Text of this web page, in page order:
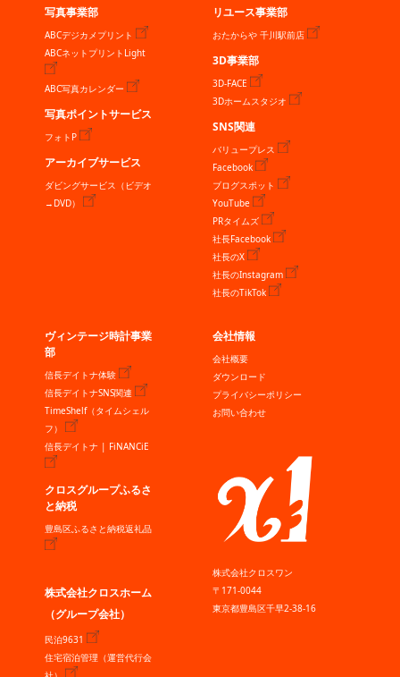
写真事業部
ABCデジカメプリント
ABCネットプリントLight
ABC写真カレンダー
写真ポイントサービス
フォトP
アーカイブサービス
ダビングサービス（ビデオ
→DVD）
リユース事業部
おたからや 千川駅前店
3D事業部
3D-FACE
3Dホームスタジオ
SNS関連
バリュープレス
Facebook
ブログスポット
YouTube
PRタイムズ
社長Facebook
社長のX
社長のInstagram
社長のTikTok
ヴィンテージ時計事業
部
信長デイトナ体験
信長デイトナSNS関連
TimeShelf（タイムシェル
フ）
信長デイトナ | FiNANCiE
クロスグループふるさ
と納税
豊島区ふるさと納税返礼品
株式会社クロスホーム
（グループ会社）
民泊9631
住宅宿泊管理（運営代行会
会社情報
会社概要
ダウンロード
プライバシーポリシー
お問い合わせ
株式会社クロスワン
〒171-0044
東京都豊島区千早2-38-16